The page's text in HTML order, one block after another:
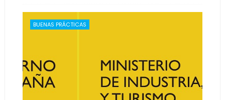
BUENAS PRÁCTICAS